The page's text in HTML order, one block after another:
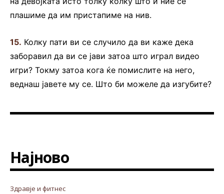
плашиме да им пристапиме на нив.
15. Колку пати ви се случило да ви каже дека
заборавил да ви се јави затоа што играл видео
игри? Токму затоа кога ќе помислите на него,
веднаш јавете му се. Што би можеле да изгубите?
Најново
Здравје и фитнес